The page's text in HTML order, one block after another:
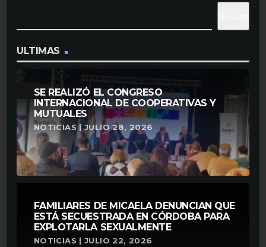
ULTIMAS
SE REALIZÓ EL CONGRESO
INTERNACIONAL DE COOPERATIVAS Y
MUTUALES
NOTICIAS | JULIO 28, 2026
FAMILIARES DE MICAELA DENUNCIAN QUE
ESTÁ SECUESTRADA EN CÓRDOBA PARA
EXPLOTARLA SEXUALMENTE
NOTICIAS | JULIO 22, 2026